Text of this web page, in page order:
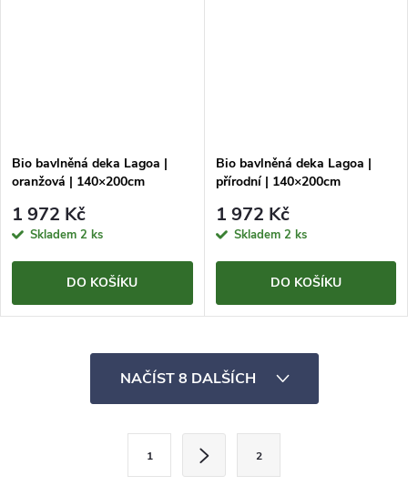
Bio bavlněná deka Lagoa |
oranžová | 140×200cm
1 972 Kč
Skladem 2 ks
DO KOŠÍKU
Bio bavlněná deka Lagoa |
přírodní | 140×200cm
1 972 Kč
Skladem 2 ks
DO KOŠÍKU
NAČÍST 8 DALŠÍCH
1 2